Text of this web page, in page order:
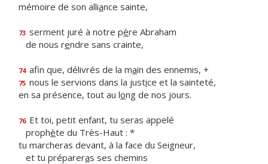
mémoire de son alliance sainte,
73 serment juré à notre père Abraham
de nous rendre sans crainte,
74 afin que, délivrés de la main des ennemis, +
75 nous le servions dans la justice et la sainteté,
en sa présence, tout au long de nos jours.
76 Et toi, petit enfant, tu seras appelé
prophète du Très-Haut : *
tu marcheras devant, à la face du Seigneur,
et tu prépareras ses chemins